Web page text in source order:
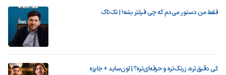
فقط من دستور می‌دم که چی فیلتر بشه! | تک‌تاک
کی دقیق‌تره، زرنگ‌تره و حرفه‌ای‌تره؟ | اون‌ساید + جایزه